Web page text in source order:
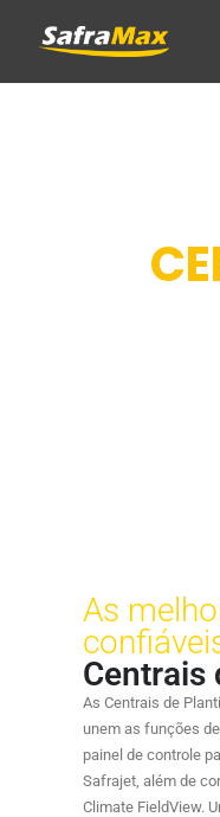
As
Centrais
As Centrais de
unem as funções
painel de controle
Safrajet, além de
Climate FieldView.